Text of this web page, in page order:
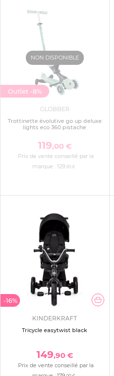
NON DISPONIBLE
Outlet -8%
GLOBBER
Trottinette évolutive go up deluxe
lights eco 360 pistache
119,00 €
Prix de vente conseillé par la
marque : 129,90 €
-16%
KINDERKRAFT
Tricycle easytwist black
149,90 €
Prix de vente conseillé par la